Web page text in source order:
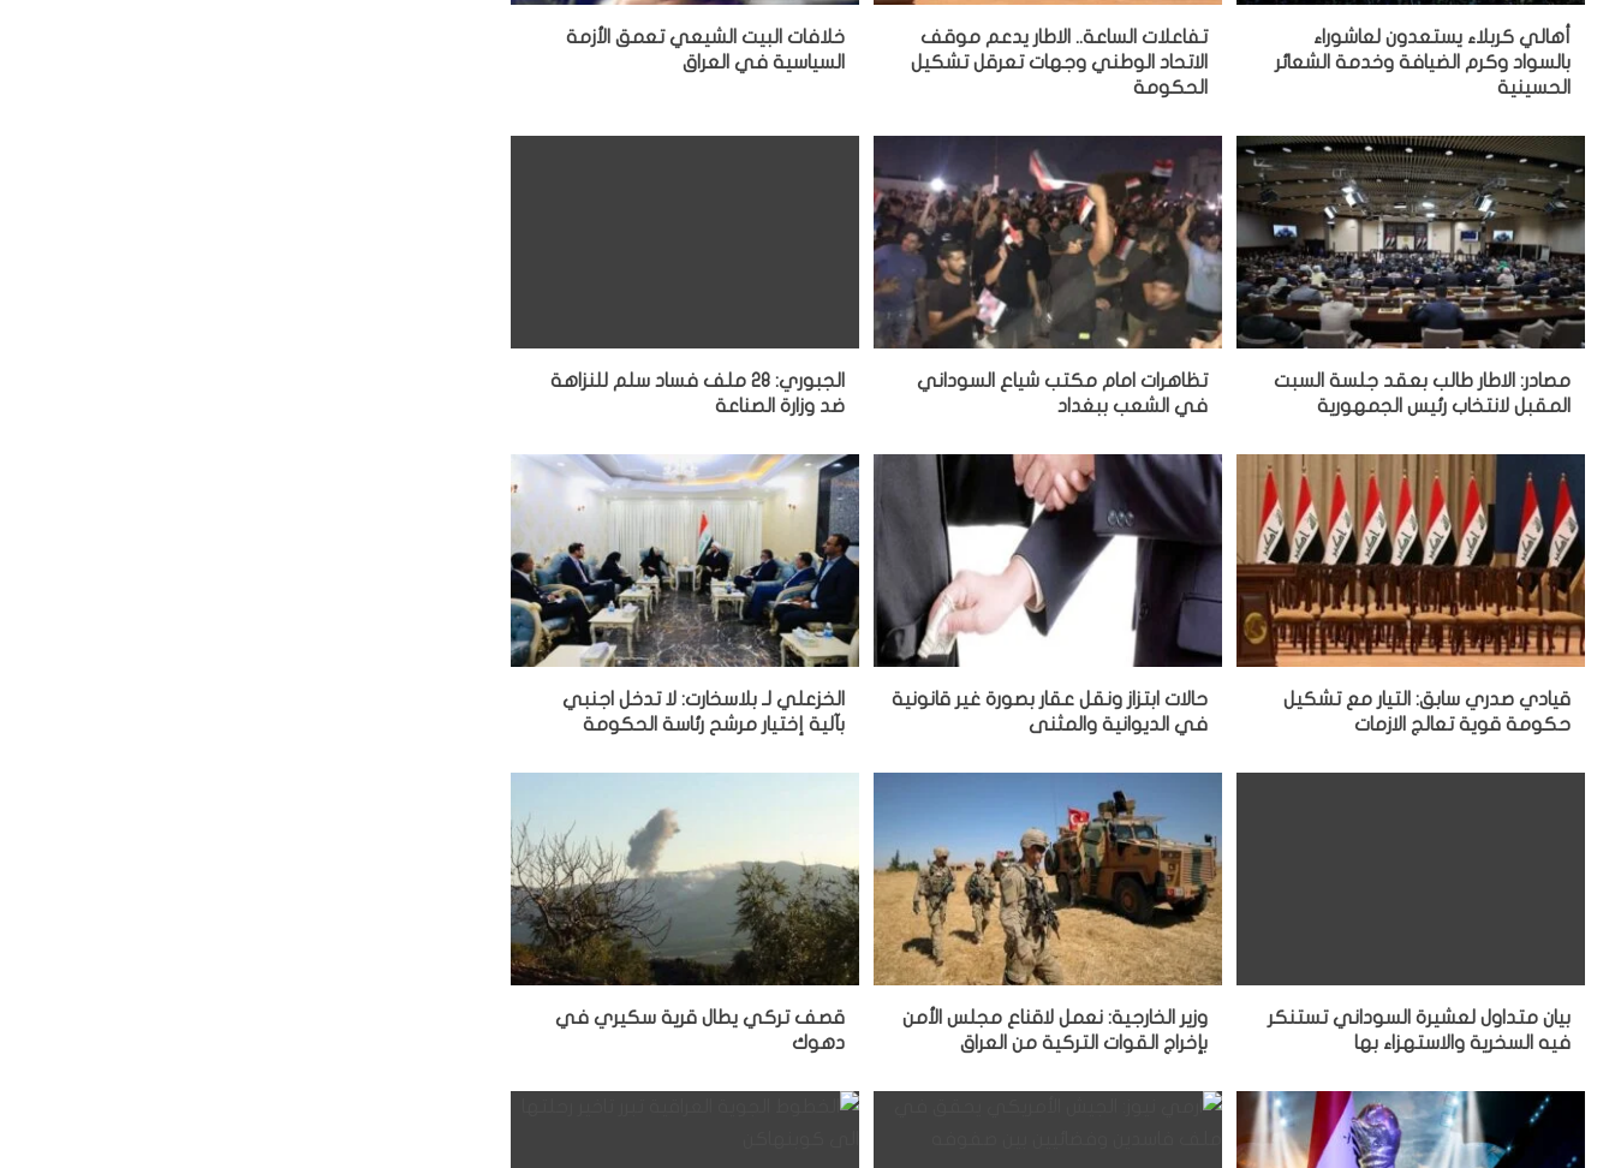
أهالي كربلاء يستعدون لعاشوراء
بالسواد وكرم الضيافة وخدمة الشعائر
الحسينية
تفاعلات الساعة.. الاطار يدعم موقف
الاتحاد الوطني وجهات تعرقل تشكيل
الحكومة
خلافات البيت الشيعي تعمق الأزمة
السياسية في العراق
مصادر: الاطار طالب بعقد جلسة السبت
المقبل لانتخاب رئيس الجمهورية
تظاهرات امام مكتب شياع السوداني
في الشعب ببغداد
الجبوري: 28 ملف فساد سلم للنزاهة
ضد وزارة الصناعة
قيادي صدري سابق: التيار مع تشكيل
حكومة قوية تعالج الازمات
حالات ابتزاز ونقل عقار بصورة غير قانونية
في الديوانية والمثنى
الخزعلي لـ بلاسخارت: لا تدخل اجنبي
بآلية إختيار مرشح رئاسة الحكومة
بيان متداول لعشيرة السوداني تستنكر
فيه السخرية والاستهزاء بها
وزير الخارجية: نعمل لاقناع مجلس الأمن
بإخراج القوات التركية من العراق
قصف تركي يطال قرية سكيري في
دهوك